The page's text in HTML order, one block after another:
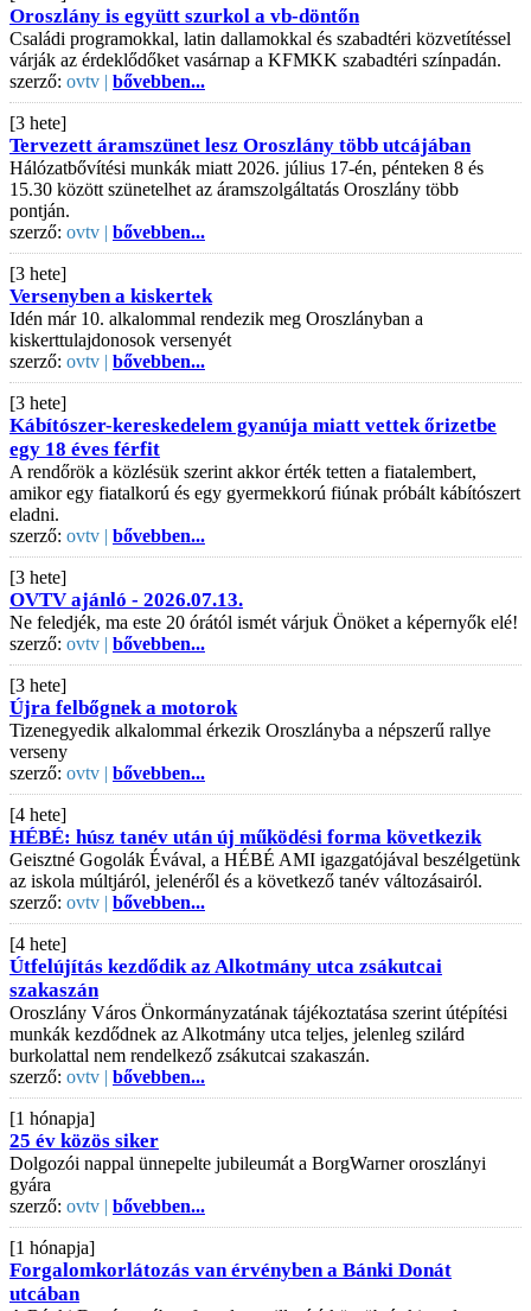
Oroszlány is együtt szurkol a vb-döntőn
Családi programokkal, latin dallamokkal és szabadtéri közvetítéssel
várják az érdeklődőket vasárnap a KFMKK szabadtéri színpadán.
szerző: ovtv | bővebben...
[3 hete]
Tervezett áramszünet lesz Oroszlány több utcájában
Hálózatbővítési munkák miatt 2026. július 17-én, pénteken 8 és
15.30 között szünetelhet az áramszolgáltatás Oroszlány több
pontján.
szerző: ovtv | bővebben...
[3 hete]
Versenyben a kiskertek
Idén már 10. alkalommal rendezik meg Oroszlányban a
kiskerttulajdonosok versenyét
szerző: ovtv | bővebben...
[3 hete]
Kábítószer-kereskedelem gyanúja miatt vettek őrizetbe
egy 18 éves férfit
A rendőrök a közlésük szerint akkor érték tetten a fiatalembert,
amikor egy fiatalkorú és egy gyermekkorú fiúnak próbált kábítószert
eladni.
szerző: ovtv | bővebben...
[3 hete]
OVTV ajánló - 2026.07.13.
Ne feledjék, ma este 20 órától ismét várjuk Önöket a képernyők elé!
szerző: ovtv | bővebben...
[3 hete]
Újra felbőgnek a motorok
Tizenegyedik alkalommal érkezik Oroszlányba a népszerű rallye
verseny
szerző: ovtv | bővebben...
[4 hete]
HÉBÉ: húsz tanév után új működési forma következik
Geisztné Gogolák Évával, a HÉBÉ AMI igazgatójával beszélgetünk
az iskola múltjáról, jelenéről és a következő tanév változásairól.
szerző: ovtv | bővebben...
[4 hete]
Útfelújítás kezdődik az Alkotmány utca zsákutcai
szakaszán
Oroszlány Város Önkormányzatának tájékoztatása szerint útépítési
munkák kezdődnek az Alkotmány utca teljes, jelenleg szilárd
burkolattal nem rendelkező zsákutcai szakaszán.
szerző: ovtv | bővebben...
[1 hónapja]
25 év közös siker
Dolgozói nappal ünnepelte jubileumát a BorgWarner oroszlányi
gyára
szerző: ovtv | bővebben...
[1 hónapja]
Forgalomkorlátozás van érvényben a Bánki Donát
utcában